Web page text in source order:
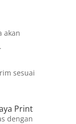
akan
sesuai
Print
dengan